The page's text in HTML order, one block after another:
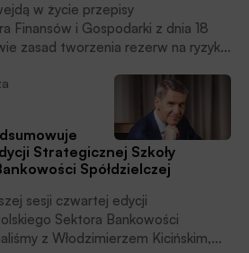
w życie przepisy
Finansów i Gospodarki z dnia 18
zasad tworzenia rezerw na ryzyko
już od kilkunastu lat
spółdzielczych wspierany przez
Spotkanie bankowców podczas
Sektora Bankowości
do zebrania komentarzy osób,
w dialog między sektorem
Nadzoru Finansowego, dzięki
kompromisowe rozwiązanie
spółdzielczych i zgodne z
Strategicznej Szkoły
Spółdzielczej
sesji czwartej edycji
Sektora Bankowości
z Włodzimierzem Kicińskim,